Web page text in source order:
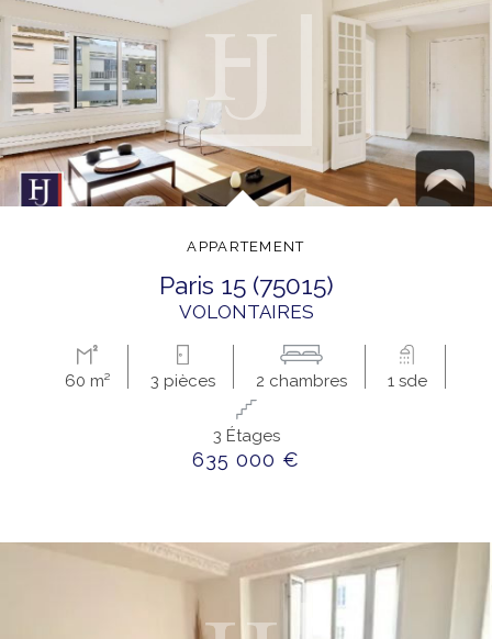
APPARTEMENT
paris 15 (75015)
VOLONTAIRES
60 m² 3 pièces 2 chambres 1 sde
3 Étages
635 000 €